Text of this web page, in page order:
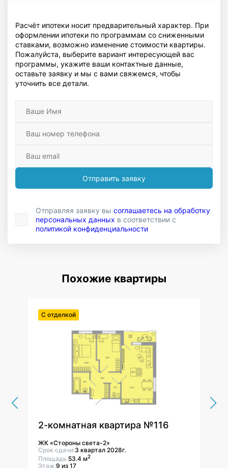
Расчёт ипотеки носит предварительный характер. При
оформлении ипотеки по программам со сниженными
ставками, возможно изменение стоимости квартиры.
Пожалуйста, выберите вариант интересующей вас
программы, укажите ваши контактные данные,
оставьте заявку и мы с вами свяжемся, чтобы
уточнить все детали.
Отправить заявку
Отправляя заявку вы соглашаетесь на обработку
персональных данных в соответствии с
политикой конфиденциальности
Похожие квартиры
С отделкой
2-комнатная квартира №116
ЖК «Стороны света-2»
Срок сдачи:3 квартал 2028г.
Площадь:53.4 м2
Этаж:9 из 17